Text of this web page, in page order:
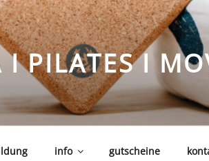
I PILATES I
info gutscheine